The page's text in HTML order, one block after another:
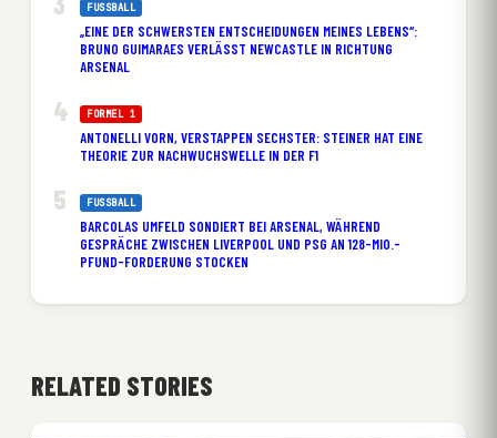
FUSSBALL
„EINE DER SCHWERSTEN ENTSCHEIDUNGEN MEINES LEBENS“:
BRUNO GUIMARAES VERLÄSST NEWCASTLE IN RICHTUNG
ARSENAL
FORMEL 1
ANTONELLI VORN, VERSTAPPEN SECHSTER: STEINER HAT EINE
THEORIE ZUR NACHWUCHSWELLE IN DER F1
FUSSBALL
BARCOLAS UMFELD SONDIERT BEI ARSENAL, WÄHREND
GESPRÄCHE ZWISCHEN LIVERPOOL UND PSG AN 128-MIO.-
PFUND-FORDERUNG STOCKEN
RELATED STORIES